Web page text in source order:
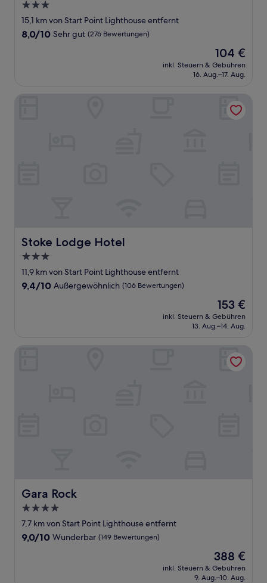
3.0-
Sterne-
Unterkunft
15,1 km von Start Point Lighthouse entfernt
8.0
Bewertungen)
8,0/10 Sehr gut (276 Bewertungen)
Der
Preis
beträgt
104 €
inkl. Steuern & Gebühren
16. Aug.–17. Aug.
Stoke Lodge Hotel
Stoke Lodge Hotel
3.0-
Sterne-
Unterkunft
11,9 km von Start Point Lighthouse entfernt
9.4
9,4/10 Außergewöhnlich (106 Bewertungen)
Der
Preis
beträgt
153 €
inkl. Steuern & Gebühren
13. Aug.–14. Aug.
Gara Rock
Gara Rock
4.0-
Sterne-
Unterkunft
7,7 km von Start Point Lighthouse entfernt
9.0
9,0/10 Wunderbar (149 Bewertungen)
Der
Preis
beträgt
388 €
inkl. Steuern & Gebühren
9. Aug.–10. Aug.